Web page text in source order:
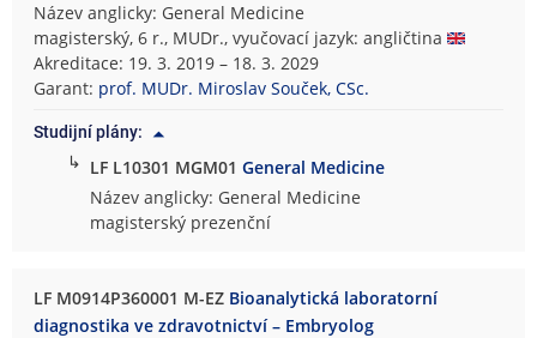
Název anglicky: General Medicine
magisterský, 6 r., MUDr., vyučovací jazyk: angličtina
Akreditace: 19. 3. 2019 – 18. 3. 2029
Garant: prof. MUDr. Miroslav Souček, CSc.
Studijní plány:
↳ LF L10301 MGM01General Medicine
Název anglicky: General Medicine
magisterský prezenční
LF M0914P360001 M-EZ Bioanalytická laboratorní
diagnostika ve zdravotnictví – Embryolog